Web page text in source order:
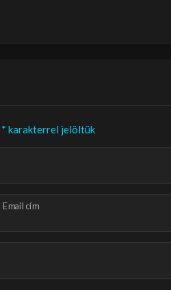
* karakterrel jelöltük
Email cím